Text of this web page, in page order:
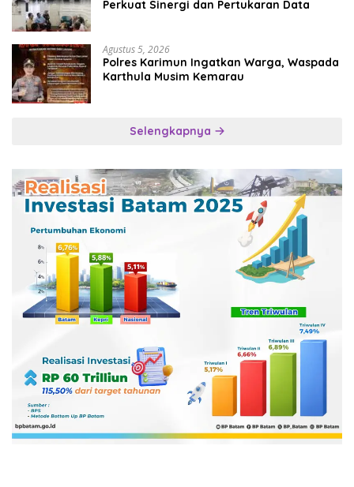
Perkuat Sinergi dan Pertukaran Data
Agustus 5, 2026
Polres Karimun Ingatkan Warga, Waspada
Karthula Musim Kemarau
Selengkapnya